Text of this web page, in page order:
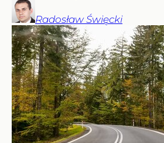
Radosław Święcki